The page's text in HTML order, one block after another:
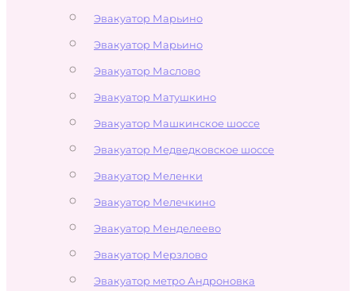
Эвакуатор Марьино
Эвакуатор Марьино
Эвакуатор Маслово
Эвакуатор Матушкино
Эвакуатор Машкинское шоссе
Эвакуатор Медведковское шоссе
Эвакуатор Меленки
Эвакуатор Мелечкино
Эвакуатор Менделеево
Эвакуатор Мерзлово
Эвакуатор метро Андроновка